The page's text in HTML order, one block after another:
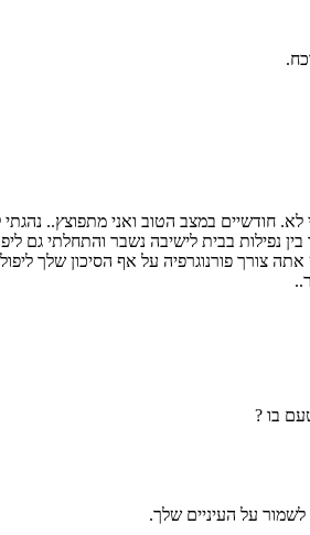
חודשיים במצב הטוב ואני מתפוצץ.. נהגתי
נפילות בבית לישיבה נשבר והתחלתי גם
צורך פורנוגרפיה על אף הסיכון שלך
בו ?
על העיניים שלך.